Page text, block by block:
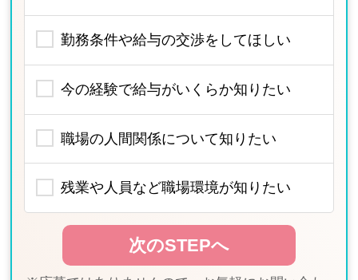
勤務条件や給与の交渉をしてほしい
今の経験で給与がいくらか知りたい
職場の人間関係について知りたい
残業や人員など職場環境が知りたい